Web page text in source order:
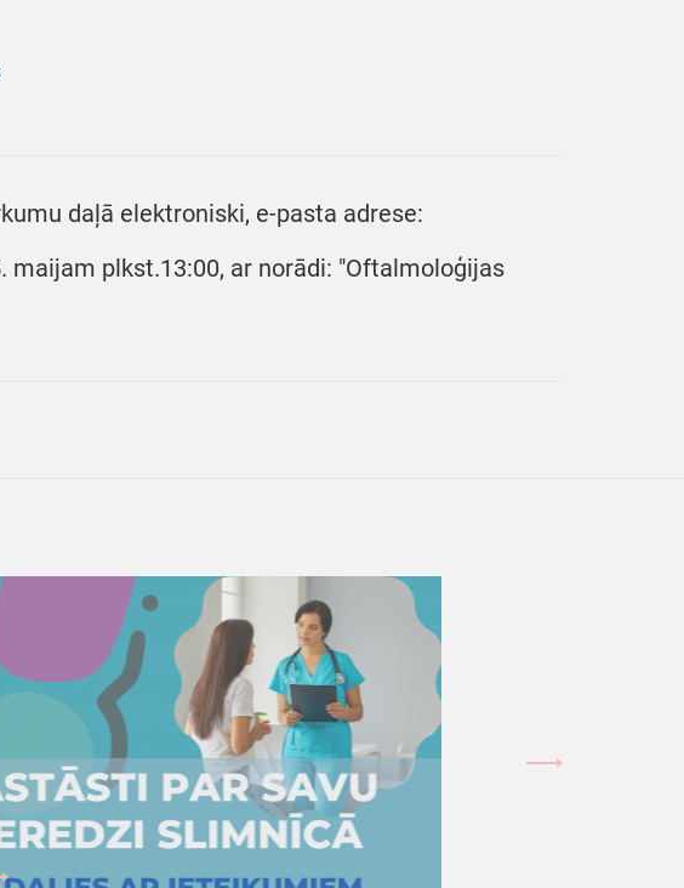
daļā elektroniski, e-pasta adrese:
maijam plkst.13:00, ar norādi: "Oftalmoloģijas